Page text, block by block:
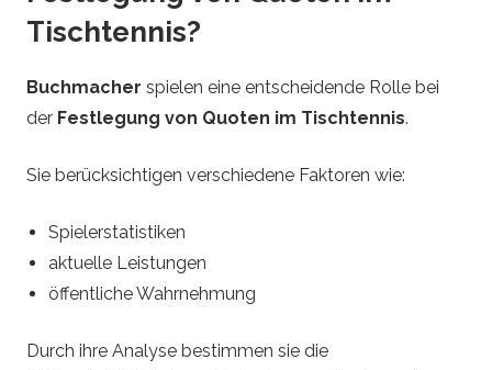
Tischtennis?
Buchmacher spielen eine entscheidende Rolle bei
der Festlegung von Quoten im Tischtennis.
Sie berücksichtigen verschiedene Faktoren wie:
Spielerstatistiken
aktuelle Leistungen
öffentliche Wahrnehmung
Durch ihre Analyse bestimmen sie die